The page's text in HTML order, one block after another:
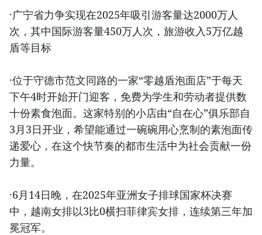
·广宁省力争实现在2025年吸引游客量达2000万人
次，其中国际游客量450万人次，旅游收入5万亿越
盾等目标
·位于守德市范文同路的一家“零越盾泡面店”于每天
下午4时开始开门迎客，免费为学生和劳动者提供数
十份素食泡面。这家特别的小店由“自在心”俱乐部自
3月3日开业，希望能通过一碗碗用心烹制的素泡面传
递爱心，在这个快节奏的都市生活中为社会贡献一份
力量。
·6月14日晚，在2025年亚洲女子排球国家杯决赛
中，越南女排以3比0横扫菲律宾女排，连续第三年加
冕冠军。